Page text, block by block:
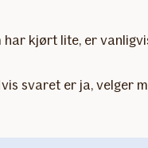
kjørt lite, er
svaret er ja, velger